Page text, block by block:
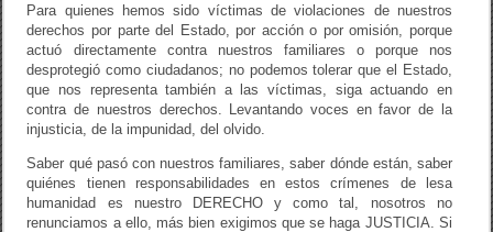
Para quienes hemos sido víctimas de violaciones de nuestros
derechos por parte del Estado, por acción o por omisión, porque
actuó directamente contra nuestros familiares o porque nos
desprotegió como ciudadanos; no podemos tolerar que el Estado,
que nos representa también a las víctimas, siga actuando en
contra de nuestros derechos. Levantando voces en favor de la
injusticia, de la impunidad, del olvido.
Saber qué pasó con nuestros familiares, saber dónde están, saber
quiénes tienen responsabilidades en estos crímenes de lesa
humanidad es nuestro DERECHO y como tal, nosotros no
renunciamos a ello, más bien exigimos que se haga JUSTICIA. Si